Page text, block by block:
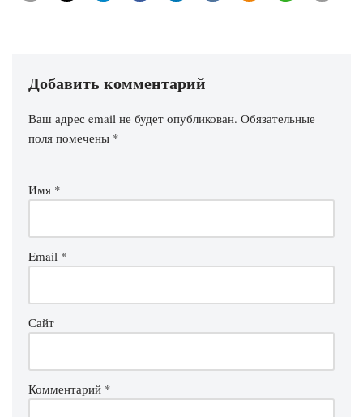
Добавить комментарий
Ваш адрес email не будет опубликован. Обязательные
поля помечены *
Имя *
Email *
Сайт
Комментарий *